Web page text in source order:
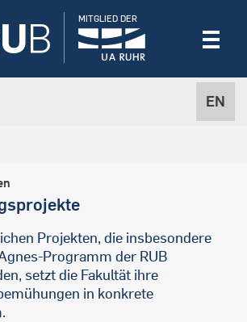
EN
MITGLIED DER
Projekten, die insbesondere
Programm der RUB
setzt die Fakultät ihre
in konkrete